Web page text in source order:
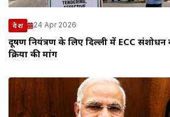
देश 24 Apr 2026
प्रदूषण नियंत्रण के लिए दिल्ली में ECC संशोधन
प्रक्रिया की मांग